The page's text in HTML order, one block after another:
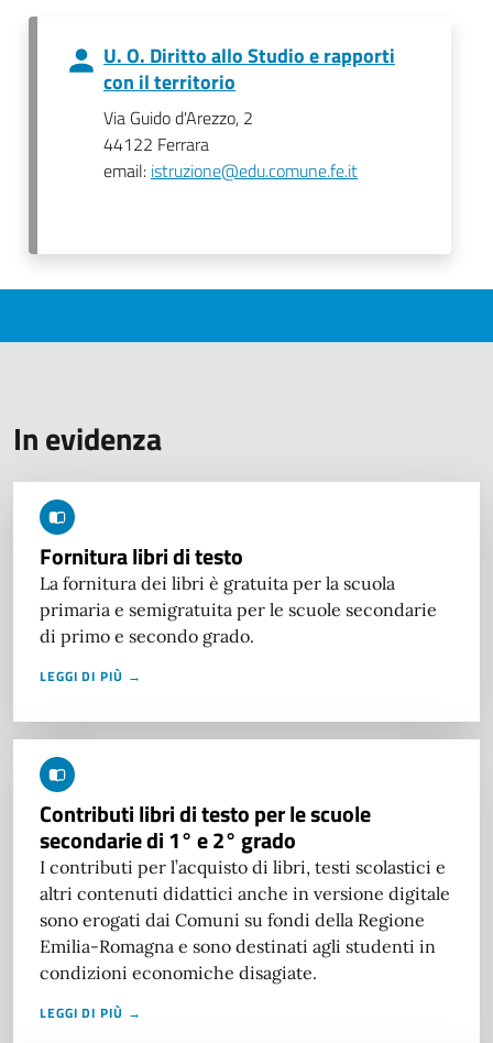
U. O. Diritto allo Studio e rapporti
con il territorio
Via Guido d'Arezzo, 2
44122 Ferrara
email: istruzione@edu.comune.fe.it
In evidenza
Fornitura libri di testo
La fornitura dei libri è gratuita per la scuola
primaria e semigratuita per le scuole secondarie
di primo e secondo grado.
LEGGI DI PIÙ →
Contributi libri di testo per le scuole
secondarie di 1° e 2° grado
I contributi per l’acquisto di libri, testi scolastici e
altri contenuti didattici anche in versione digitale
sono erogati dai Comuni su fondi della Regione
Emilia-Romagna e sono destinati agli studenti in
condizioni economiche disagiate.
LEGGI DI PIÙ →